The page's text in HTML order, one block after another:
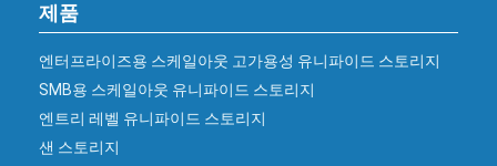
제품
엔터프라이즈용 스케일아웃 고가용성 유니파이드 스토리지
SMB용 스케일아웃 유니파이드 스토리지
엔트리 레벨 유니파이드 스토리지
샌 스토리지